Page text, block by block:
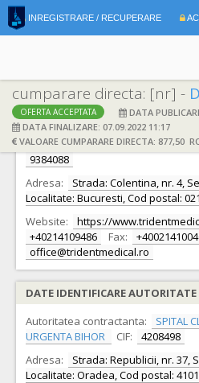
INREGISTRARE / RECUPERARE
cumparare directa: [nr] -
OFERTA ACCEPTATA
DATA
DATA FINALIZARE: 07.09.2022 11:17
VALOARE CUMPARARE DIRECTA: 877,50
DATE IDENTIFICARE OFERTANT
Ofertant: S.C. TRIDENT MEDICAL
9384088
Adresa:
Strada: Colentina, nr. 4,
Localitate: Bucuresti, Cod postal:
Website:
https://
+40214109486
Fax:
office@tridentmedical.ro
DATE IDENTIFICARE
Autoritatea contractanta:
SPITAL
URGENTA BIHOR
CIF:
4208498
Adresa:
Strada: Republicii, nr. 37,
Localitate: Oradea, Cod postal: